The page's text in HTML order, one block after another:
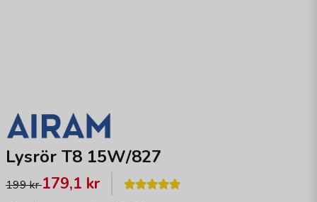
Lysrör T8 15W/827
199 kr179,1 kr